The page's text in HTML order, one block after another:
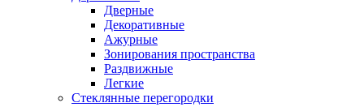
Дверные
Декоративные
Ажурные
Зонирования пространства
Раздвижные
Легкие
Стеклянные перегородки